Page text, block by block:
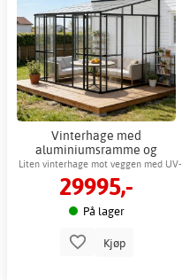
Vinterhage med
aluminiumsramme og
skyvedører - 10,1 m²
Liten vinterhage mot veggen med UV-
beskyttelse og ventilasjon
29995,-
På lager
Kjøp